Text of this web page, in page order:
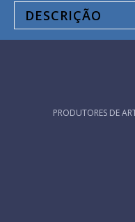
DESCRIÇÃO
PRODUTORES DE